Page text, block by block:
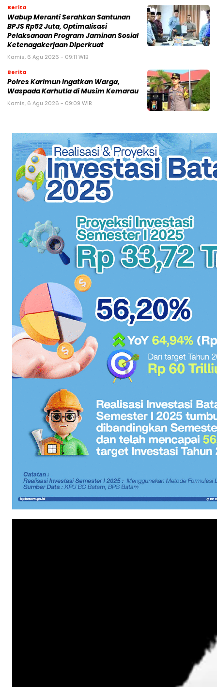
Berita
Wabup Meranti Serahkan Santunan
BPJS Rp52 Juta, Optimalisasi
Pelaksanaan Program Jaminan Sosial
Ketenagakerjaan Diperkuat
Kamis, 6 Agu 2026 - 09:11 WIB
Berita
Polres Karimun Ingatkan Warga,
Waspada Karhutla di Musim Kemarau
Kamis, 6 Agu 2026 - 09:09 WIB